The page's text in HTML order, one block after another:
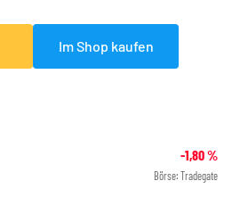
Im Shop kaufen
-1,80%
Börse: Tradegate